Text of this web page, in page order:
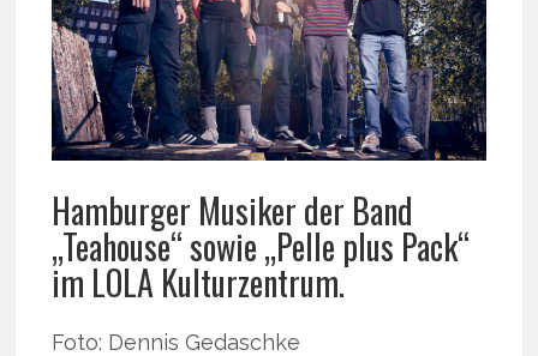
Hamburger Musiker der Band
„Teahouse“ sowie „Pelle plus Pack“
im LOLA Kulturzentrum.
Foto: Dennis Gedaschke